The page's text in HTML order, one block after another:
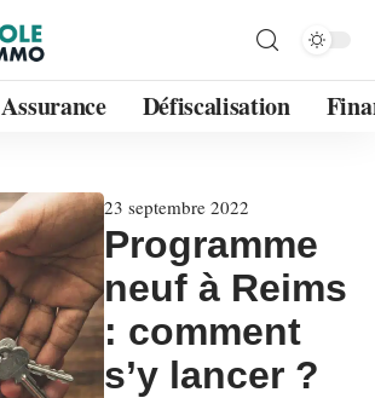
Assurance Défiscalisation
23 septembre 2022
Programme
neuf à Reims
: comment
s’y lancer ?